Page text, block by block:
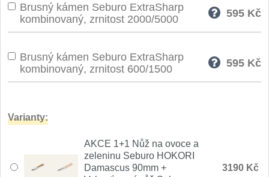
Nože Seburo SARADA 93
Nože Seburo HOKORI 37
Nože Seburo WEST
Brusný kámen Seburo ExtraSharp
kombinovaný, zrnitost 2000/5000
595 Kč
Brusný kámen Seburo ExtraSharp
kombinovaný, zrnitost 600/1500
595 Kč
Varianty:
AKCE 1+1 Nůž na ovoce a
zeleninu Seburo HOKORI
Damascus 90mm +
3190 Kč